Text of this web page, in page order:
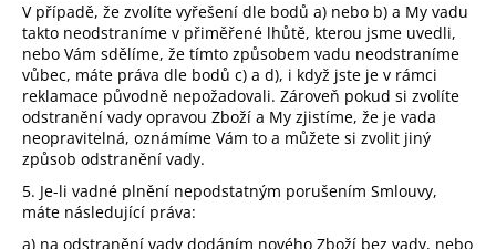
V případě, že zvolíte vyřešení dle bodů a) nebo b) a My vadu
takto neodstraníme v přiměřené lhůtě, kterou jsme uvedli,
nebo Vám sdělíme, že tímto způsobem vadu neodstraníme
vůbec, máte práva dle bodů c) a d), i když jste je v rámci
reklamace původně nepožadovali. Zároveň pokud si zvolíte
odstranění vady opravou Zboží a My zjistíme, že je vada
neopravitelná, oznámíme Vám to a můžete si zvolit jiný
způsob odstranění vady.
5. Je-li vadné plnění nepodstatným porušením Smlouvy,
máte následující práva:
a) na odstranění vady dodáním nového Zboží bez vady, nebo